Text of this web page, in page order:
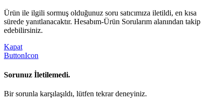
Ürün ile ilgili sormuş olduğunuz soru satıcımıza iletildi, en kısa
sürede yanıtlanacaktır. Hesabım-Ürün Sorularım alanından takip
edebilirsiniz.
Kapat
ButtonIcon
Sorunuz İletilemedi.
Bir sorunla karşılaşıldı, lütfen tekrar deneyiniz.